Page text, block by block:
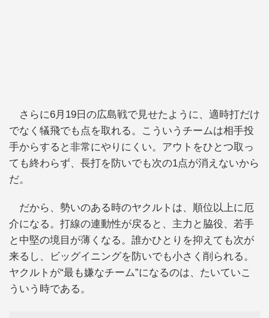
さらに6月19日の広島戦で見せたように、適時打だけ
でなく犠飛でも点を取れる。こういうチームは相手投
手からすると非常にやりにくい。アウトをひとつ取っ
ても終わらず、長打を防いでも次の1点が消えないから
だ。
だから、勢いのある時のヤクルトは、順位以上に厄
介になる。打線の連動性が戻ると、主力と脇役、若手
と中堅の境目が薄くなる。誰かひとりを抑えても次が
来るし、ビッグイニングを防いでも小さく削られる。
ヤクルトが“最も嫌なチーム”になるのは、たいていこ
ういう時である。